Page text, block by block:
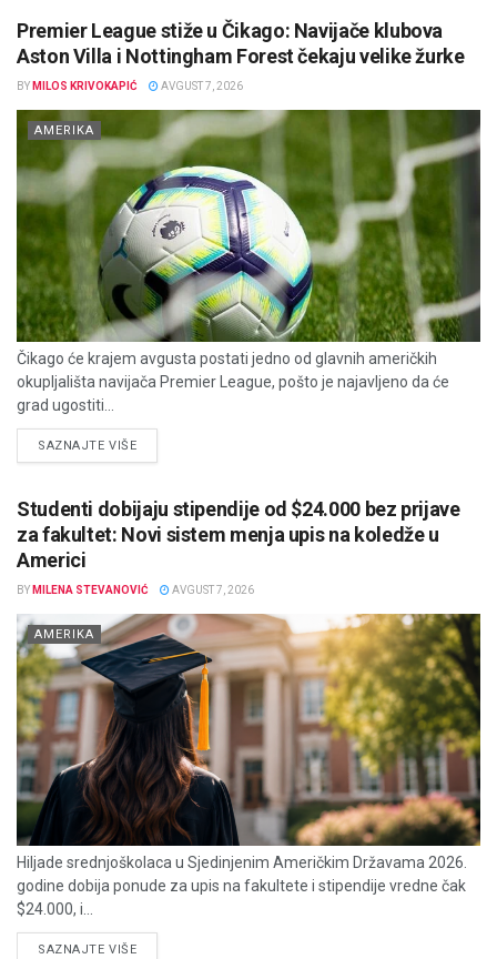
Premier League stiže u Čikago: Navijače klubova
Aston Villa i Nottingham Forest čekaju velike žurke
BY MILOS KRIVOKAPIĆ AVGUST 7, 2026
AMERIKA
Čikago će krajem avgusta postati jedno od glavnih američkih
okupljališta navijača Premier League, pošto je najavljeno da će
grad ugostiti...
SAZNAJTE VIŠEDETAILS
Studenti dobijaju stipendije od $24.000 bez prijave
za fakultet: Novi sistem menja upis na koledže u
Americi
BY MILENA STEVANOVIĆ AVGUST 7, 2026
AMERIKA
Hiljade srednjoškolaca u Sjedinjenim Američkim Državama 2026.
godine dobija ponude za upis na fakultete i stipendije vredne čak
$24.000, i...
SAZNAJTE VIŠEDETAILS